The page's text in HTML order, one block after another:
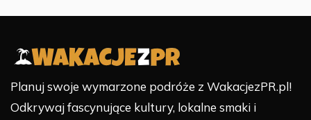
Planuj swoje wymarzone podróże z WakacjezPR.pl!
Odkrywaj fascynujące kultury, lokalne smaki i